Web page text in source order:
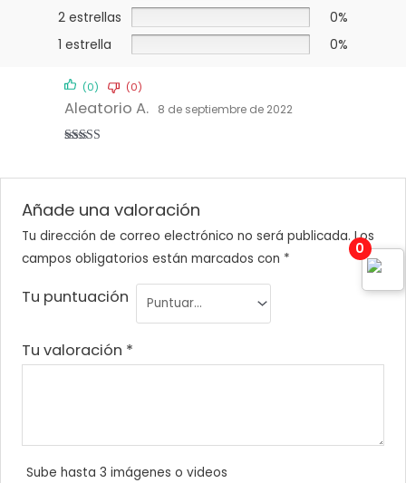
2 estrellas
0%
1 estrella
0%
Aleatorio A. 8 de septiembre de 2022
(0) (0)
Añade una valoración
Tu dirección de correo electrónico no será publicada. Los
campos obligatorios están marcados con *
Tu puntuación
Tu valoración *
Sube hasta 3 imágenes o videos
0